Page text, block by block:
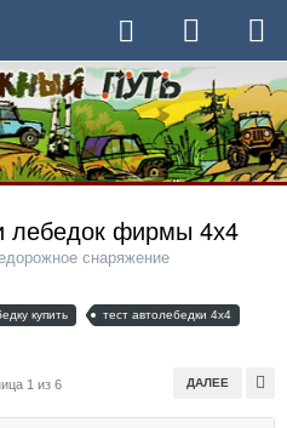
лебедок фирмы 4х4
снаряжение
купить
тест автолебедки 4х4
ДАЛЕЕ
1 из 6